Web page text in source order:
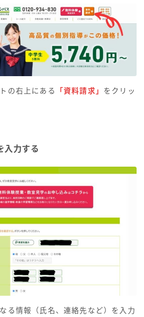
の右上にある 「資料請求」 をクリッ
入力する
る情報（氏名、連絡先など）を入力